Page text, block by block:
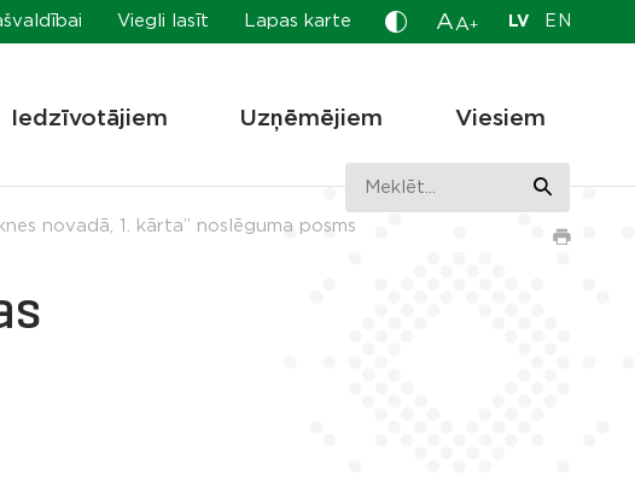
Viegli lasīt Lapas karte A A+ LV EN
Iedzīvotājiem Uzņēmējiem Viesiem
novadā, 1. kārta” noslēguma posms